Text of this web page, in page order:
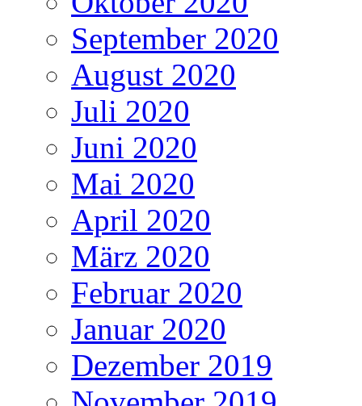
September 2020
August 2020
Juli 2020
Juni 2020
Mai 2020
April 2020
März 2020
Februar 2020
Januar 2020
Dezember 2019